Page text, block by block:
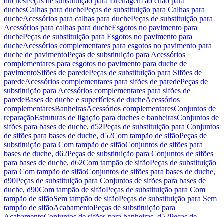
duchesCalhas para duchePeças de substituição para Calhas para
ducheAcessórios para calhas para duchePeças de substituição para
Acessórios para calhas para ducheEsgotos no pavimento para
duchePeças de substituição para Esgotos no pavimento para
ducheAcessórios complementares para esgotos no pavimento para
duche de pavimentoPeças de substituição para Acessórios
complementares para esgotos no pavimento para duche de
pavimentoSifões de paredePeças de substituição para Sifões de
paredeAcessórios complementares para sifões de paredePeças de
substituição para Acessórios complementares para sifões de
paredeBases de duche e superfícies de ducheAcessórios
complementaresBanheirasAcessórios complementaresConjuntos de
reparaçãoEstruturas de ligação para duches e banheirasConjuntos de
sifões para bases de duche, d52Peças de substituição para Conjuntos
de sifões para bases de duche, d52Com tampão de sifãoPeças de
substituição para Com tampão de sifãoConjuntos de sifões para
bases de duche, d62Peças de substituição para Conjuntos de sifões
para bases de duche, d62Com tampão de sifãoPeças de substituição
para Com tampão de sifãoConjuntos de sifões para bases de duche,
d90Peças de substituição para Conjuntos de sifões para bases de
duche, d90Com tampão de sifãoPeças de substituição para Com
tampão de sifãoSem tampão de sifãoPeças de substituição para Sem
tampão de sifãoAcabamentoPeças de substituição para